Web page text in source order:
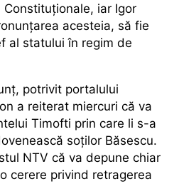
iar Igor
acesteia, să fie
al statului în regim de
potrivit portalului
a reiterat miercuri că va
Timofti prin care li s-a
soților Băsescu.
NTV că va depune chiar
cerere privind retragerea